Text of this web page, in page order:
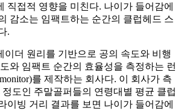
직접적 영향을 미친다. 나이가 들어감에
감소는 임팩트하는 순간의 클럽헤드 스
.
이더 원리를 기반으로 공의 속도와 비행
와 임팩트 순간의 효율성을 측정하는 런
를 제작하는 회사다. 이 회사가 측
도인 주말골퍼들의 연령대별 평균 클럽
이빙 거리 결과를 보면 나이가 들어감에